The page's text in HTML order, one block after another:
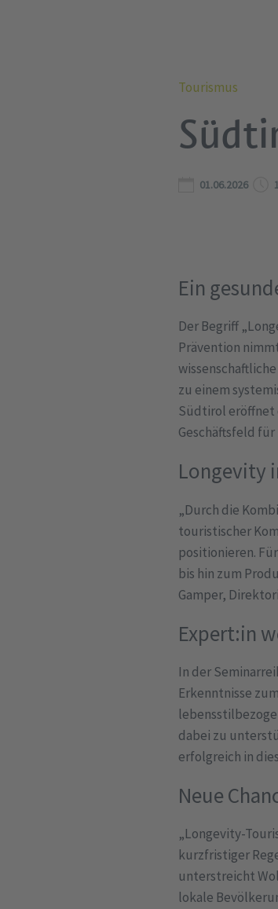
Tourismus
01.06.2026
Ein
Der Begriff
Prävention
zu einem
Südtirol eröffnet
Geschäftsfeld
Longevity
„Durch die
touristischer
positionieren.
bis hin zum
Gamper,
Expert:in
In der
Erkenntnisse
dabei zu
erfolgreich in
Neue
„Longevity-
kurzfristiger
unterstreicht
lokale